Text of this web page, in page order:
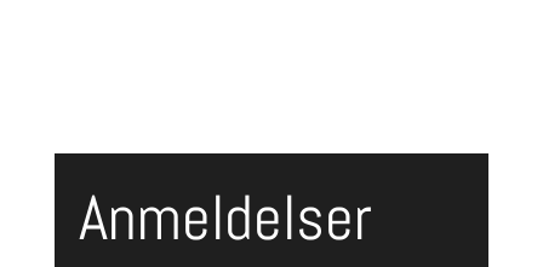
Anmeldelser